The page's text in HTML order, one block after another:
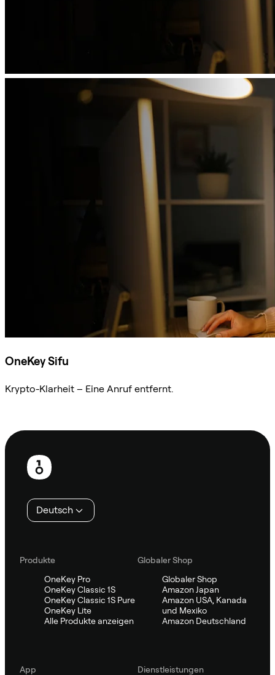
OneKey Sifu
Krypto-Klarheit – Eine Anruf entfernt.
Fußzeile
Deutsch
Produkte
OneKey Pro
OneKey Classic 1S
OneKey Classic 1S Pure
OneKey Lite
Alle Produkte anzeigen
Globaler Shop
Globaler Shop
Amazon Japan
Amazon USA, Kanada
und Mexiko
Amazon Deutschland
App
Dienstleistungen